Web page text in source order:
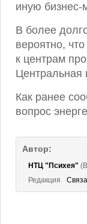
иную
В более
вероятно,
к центрам
Как ранее
вопрос
Автор:
НТЦ "Психея"
Редакция